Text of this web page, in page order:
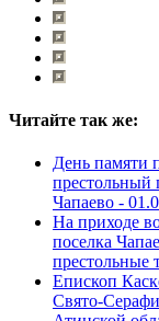
Читайте так же:
День памяти
престольный
Чапаево -
На приходе
поселка
престольные
Епископ
Свято-